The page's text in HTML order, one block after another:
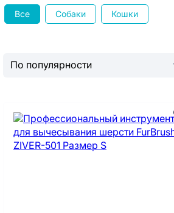
Все Собаки Кошки